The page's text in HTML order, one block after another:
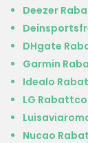
Deezer
DHgate
Garmin
Idealo
LG
Nucao